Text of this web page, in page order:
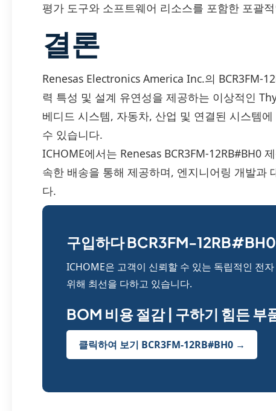
평가 도구와 소프트웨어 리소스를 포함한 포괄
결론
Renesas Electronics America Inc.의 BCR3FM-
력 특성 및 설계 유연성을 제공하는 이상적인
베디드 시스템, 자동차, 산업 및 연결된 시스템
수 있습니다.
ICHOME에서는 Renesas BCR3FM-12RB#BH0
속한 배송을 통해 제공하며, 엔지니어링 개발과
다.
구입하다 BCR3FM-
ICHOME은 고객이 신뢰할 수 있는 독립적인 전
위해 최선을 다하고 있습니다.
BOM 비용 절감 | 구하기 힘든 부
클릭하여 보기 BCR3FM-12RB#BH0 →